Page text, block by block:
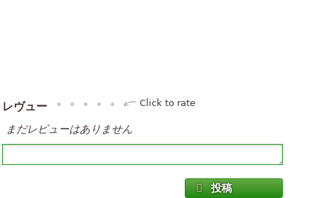
レヴュー Click to rate
まだレビューはありません
投稿